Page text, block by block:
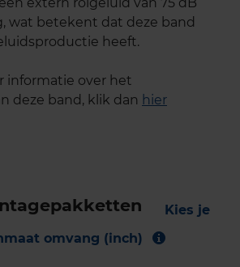
wat betekent dat deze band
heeft.
informatie over het
deze band, klik dan hier
Kies je
omvang (inch)